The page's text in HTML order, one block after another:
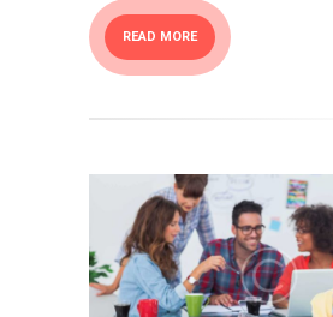
READ MORE